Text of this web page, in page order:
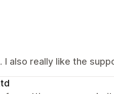
I also really like the